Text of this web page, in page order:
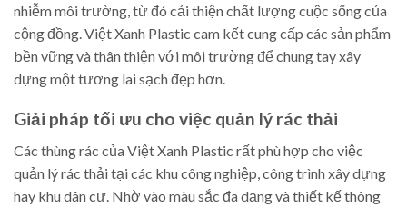
nhiễm môi trường, từ đó cải thiện chất lượng cuộc sống của
cộng đồng. Việt Xanh Plastic cam kết cung cấp các sản phẩm
bền vững và thân thiện với môi trường để chung tay xây
dựng một tương lai sạch đẹp hơn.
Giải pháp tối ưu cho việc quản lý rác thải
Các thùng rác của Việt Xanh Plastic rất phù hợp cho việc
quản lý rác thải tại các khu công nghiệp, công trình xây dựng
hay khu dân cư. Nhờ vào màu sắc đa dạng và thiết kế thông